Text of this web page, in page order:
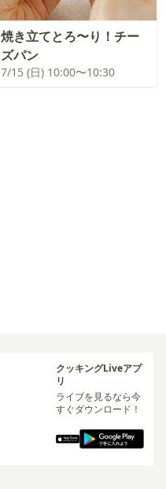
焼き立てとろ〜り！チー
ズパン
7/15 (日) 10:00〜10:30
クッキングLiveアプ
リ
ライブを見るなら今
すぐダウンロード！